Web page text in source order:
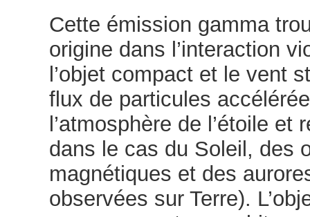
Cette émission gamma
origine dans l’interaction
l’objet compact et le vent
flux de particules
l’atmosphère de l’étoile et
dans le cas du Soleil, des
magnétiques et des
observées sur Terre).